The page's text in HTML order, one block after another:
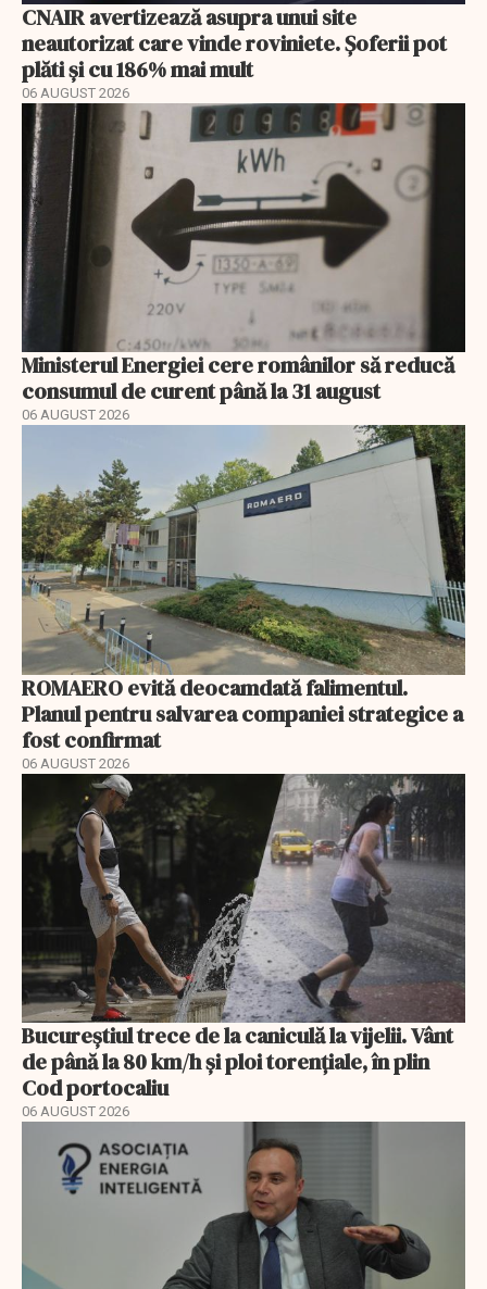
CNAIR avertizează asupra unui site
neautorizat care vinde roviniete. Șoferii pot
plăti și cu 186% mai mult
06 AUGUST 2026
Ministerul Energiei cere românilor să reducă
consumul de curent până la 31 august
06 AUGUST 2026
ROMAERO evită deocamdată falimentul.
Planul pentru salvarea companiei strategice a
fost confirmat
06 AUGUST 2026
Bucureștiul trece de la caniculă la vijelii. Vânt
de până la 80 km/h și ploi torențiale, în plin
Cod portocaliu
06 AUGUST 2026